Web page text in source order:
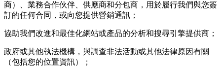
商）、業務合作伙伴、供應商和分包商，用於履行我們與您簽
訂的任何合同，或向您提供營銷通訊；
協助我們改進和最佳化網站或產品的分析和搜尋引擎提供商；
政府或其他執法機構，與調查非法活動或其他法律原因有關
（包括您的位置資訊）；